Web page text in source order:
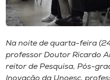
Biblioteca
Editora
Rádio
Na noite de quarta-feira
professor Doutor Ricardo
reitor de Pesquisa, Pós-
Inovação da Unoesc,